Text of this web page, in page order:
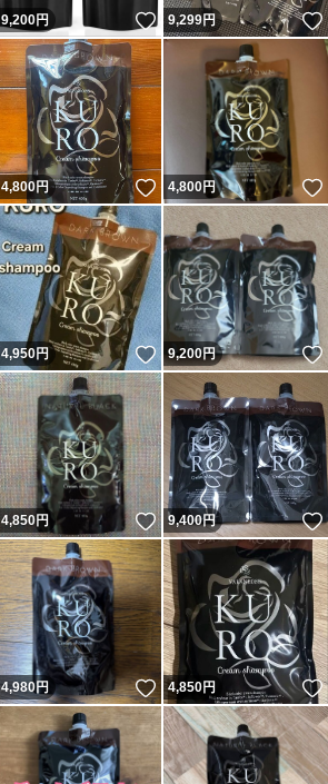
いね！
9,200円 いいね！
9,299円
いね！
4,800円 いいね！
4,800円
いいね！
4,950円 いいね！
9,200円
いね！
4,850円 いいね！
9,400円
いね！
4,980円 いいね！
4,850円